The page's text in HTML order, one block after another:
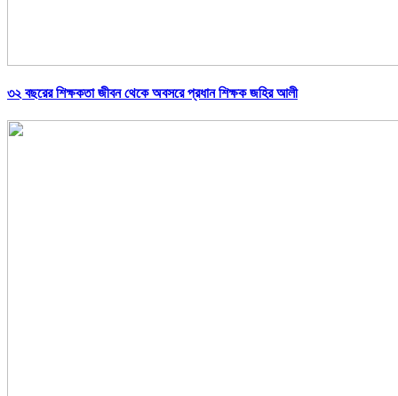
৩২ বছরের শিক্ষকতা জীবন থেকে অবসরে প্রধান শিক্ষক জহির আলী